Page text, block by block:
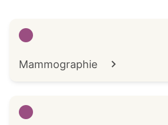
Mammographie